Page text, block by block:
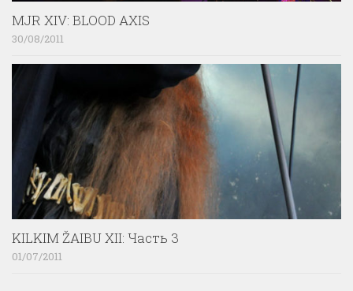
MJR XIV: BLOOD AXIS
30/08/2011
KILKIM ŽAIBU XII: Часть 3
01/07/2011